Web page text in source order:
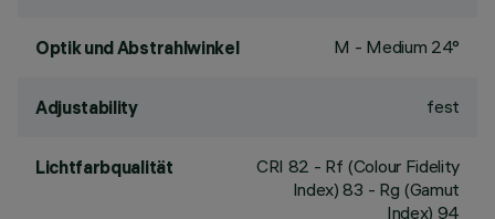
Optik und Abstrahlwinkel M - Medium 24°
Adjustability fest
Lichtfarbqualität CRI 82 - Rf (Colour Fidelity
Index) 83 - Rg (Gamut
Index) 94